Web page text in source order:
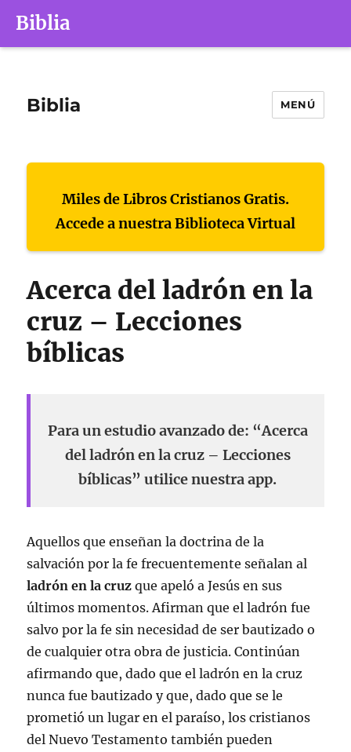
Biblia
Biblia MENÚ
Miles de Libros Cristianos Gratis.
Accede a nuestra Biblioteca Virtual
Acerca del ladrón en la
cruz – Lecciones
bíblicas
Para un estudio avanzado de: “Acerca
del ladrón en la cruz – Lecciones
bíblicas” utilice nuestra app.
Aquellos que enseñan la doctrina de la
salvación por la fe frecuentemente señalan al
ladrón en la cruz que apeló a Jesús en sus
últimos momentos. Afirman que el ladrón fue
salvo por la fe sin necesidad de ser bautizado o
de cualquier otra obra de justicia. Continúan
afirmando que, dado que el ladrón en la cruz
nunca fue bautizado y que, dado que se le
prometió un lugar en el paraíso, los cristianos
del Nuevo Testamento también pueden